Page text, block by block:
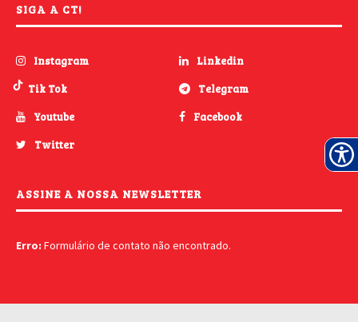
SIGA A CT!
Instagram
Linkedin
Tik Tok
Telegram
Youtube
Facebook
Twitter
ASSINE A NOSSA NEWSLETTER
Erro: Formulário de contato não encontrado.